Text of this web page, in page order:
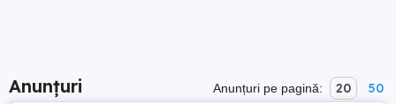
Anunțuri Anunțuri pe pagină: 20 50